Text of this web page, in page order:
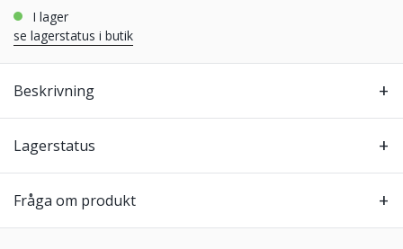
i lager
se lagerstatus i butik
Beskrivning
Lagerstatus
Fråga om produkt